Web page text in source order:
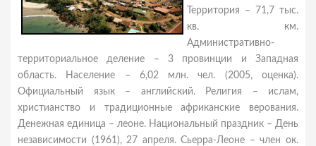
Территория – 71,7 тыс.
кв. км.
Административно-
территориальное деление – 3 провинции и Западная
область. Население – 6,02 млн. чел. (2005, оценка).
Официальный язык – английский. Религия – ислам,
христианство и традиционные африканские верования.
Денежная единица – леоне. Национальный праздник – День
независимости (1961), 27 апреля. Сьерра-Леоне – член ок.